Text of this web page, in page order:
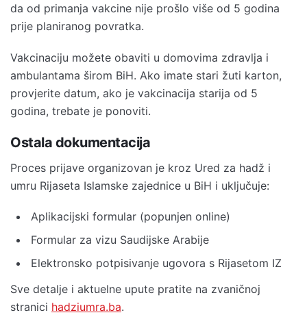
da od primanja vakcine nije prošlo više od 5 godina
prije planiranog povratka.
Vakcinaciju možete obaviti u domovima zdravlja i
ambulantama širom BiH. Ako imate stari žuti karton,
provjerite datum, ako je vakcinacija starija od 5
godina, trebate je ponoviti.
Ostala dokumentacija
Proces prijave organizovan je kroz Ured za hadž i
umru Rijaseta Islamske zajednice u BiH i uključuje:
Aplikacijski formular (popunjen online)
Formular za vizu Saudijske Arabije
Elektronsko potpisivanje ugovora s Rijasetom IZ
Sve detalje i aktuelne upute pratite na zvaničnoj
stranici hadziumra.ba.